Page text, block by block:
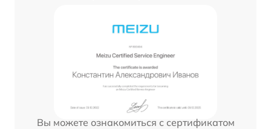
Вы можете ознакомиться с сертификатом